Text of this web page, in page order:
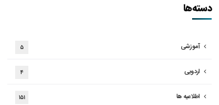
دسته‌ها
آموزشی ۵
اردویی ۴
اطلاعیه ها ۱۵۱